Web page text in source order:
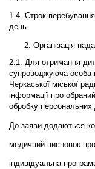
1.4. Строк
день.
Організація
2.1. Для отримання
супроводжуюча особа
Черкаської міської
інформації про
обробку персональних
До заяви додаються
медичний висновок про
індивідуальна